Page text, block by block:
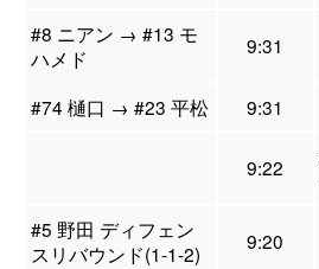
#8 ニアン → #13 モ
ハメド
9:31
#74 樋口 → #23 平松 9:31
9:22
#5 野田 ディフェン
スリバウンド(1-1-2)
9:20